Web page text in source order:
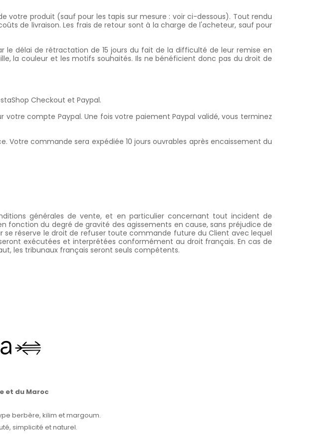
votre produit (sauf pour les tapis sur mesure : voir ci-dessous). Tout rendu
de livraison. Les frais de retour sont à la charge de l'acheteur, sauf pour
le délai de rétractation de 15 jours du fait de la difficulté de leur remise en
la couleur et les motifs souhaités. Ils ne bénéficient donc pas du droit de
Checkout et Paypal.
votre compte Paypal. Une fois votre paiement Paypal validé, vous terminez
Votre commande sera expédiée 10 jours ouvrables après encaissement du
générales de vente, et en particulier concernant tout incident de
du degré de gravité des agissements en cause, sans préjudice de
réserve le droit de refuser toute commande future du Client avec lequel
exécutées et interprétées conformément au droit français. En cas de
les tribunaux français seront seuls compétents.
et du Maroc
berbère, kilim et margoum.
simplicité et naturel.